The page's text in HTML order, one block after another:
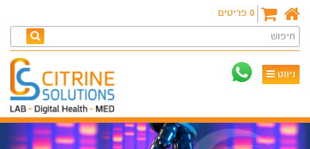
0 פריטים
חיפוש
ניווט